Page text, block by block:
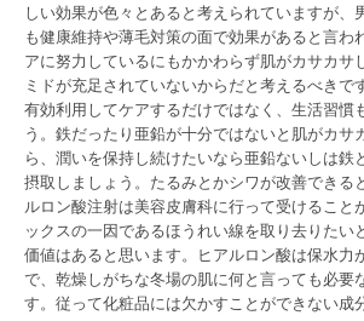
しい効果が色々とあると考えられていますが、
も健康維持や薄毛対策の面で効果があると言わ
アに努力しているにもかかわらず肌がカサカサ
ミドが充足されていないからだと考えるべきで
有効利用してケアするだけではなく、生活習慣
う。鉄だったり亜鉛が十分ではないと肌がカサ
ら、潤いを保持し続けたいなら亜鉛ないしは鉄
摂取しましょう。たるみとかシワが改善できる
ルロン酸注射は美容皮膚科に行って受けること
ックスの一因であるほうれい線を取り去りたい
価値はあると思います。ヒアルロン酸は保水力
で、乾燥しがちな冬場の肌に何と言っても必要
す。従って化粧品には欠かすことができない成